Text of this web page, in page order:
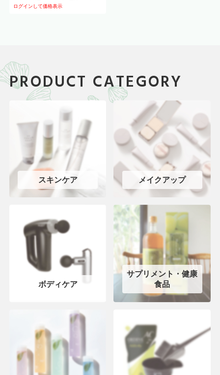
ログインして価格表示
PRODUCT CATEGORY
スキンケア メイクアップ
ボディケア
サプリメント・健康
食品